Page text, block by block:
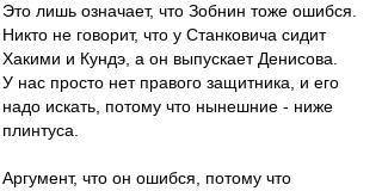
Это лишь означает, что Зобнин тоже ошибся.
Никто не говорит, что у Станковича сидит
Хакими и Кундэ, а он выпускает Денисова.
У нас просто нет правого защитника, и его
надо искать, потому что нынешние - ниже
плинтуса.
Аргумент, что он ошибся, потому что